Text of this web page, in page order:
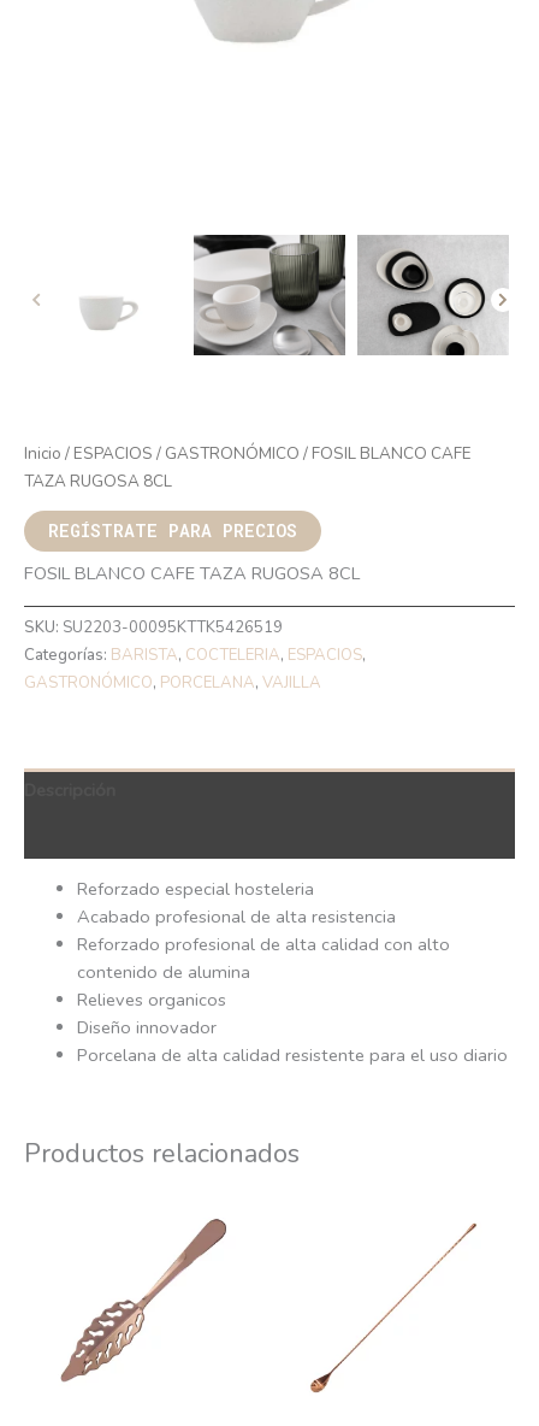
Inicio / ESPACIOS / GASTRONÓMICO / FOSIL BLANCO CAFE
TAZA RUGOSA 8CL
REGÍSTRATE PARA PRECIOS
FOSIL BLANCO CAFE TAZA RUGOSA 8CL
SKU: SU2203-00095KTTK5426519
Categorías: BARISTA, COCTELERIA, ESPACIOS,
GASTRONÓMICO, PORCELANA, VAJILLA
Reforzado especial hosteleria
Acabado profesional de alta resistencia
Reforzado profesional de alta calidad con alto
contenido de alumina
Relieves organicos
Diseño innovador
Porcelana de alta calidad resistente para el uso diario
Productos relacionados